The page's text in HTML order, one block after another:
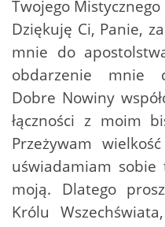
Twojego Mistycznego
Dziękuję Ci, Panie,
mnie do
obdarzenie mnie
Dobre Nowiny
łączności z moim
Przeżywam
uświadamiam sobie
moją. Dlatego
Królu